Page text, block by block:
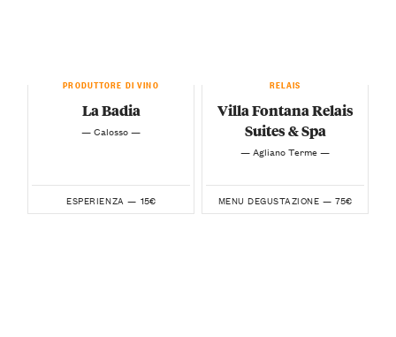
PRODUTTORE DI VINO
La Badia
— Calosso —
ESPERIENZA — 15€
RELAIS
Villa Fontana Relais
Suites & Spa
— Agliano Terme —
MENU DEGUSTAZIONE — 75€